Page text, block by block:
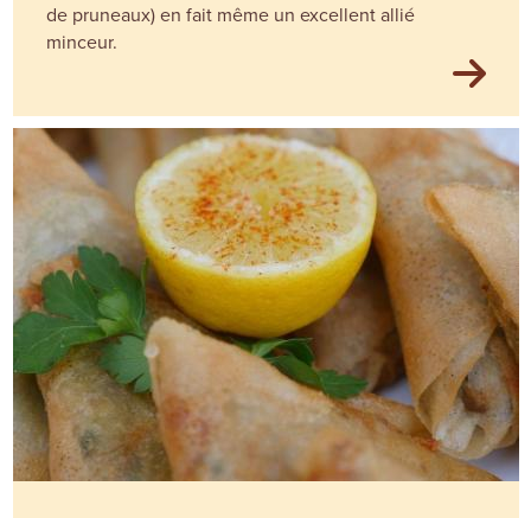
de pruneaux) en fait même un excellent allié
minceur.